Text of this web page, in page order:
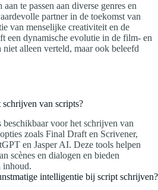
te passen aan diverse genres en
partner in de toekomst van
van menselijke creativiteit en de
een dynamische evolutie in de film- en
alleen verteld, maar ook beleefd
van scripts?
voor het schrijven van
zoals Final Draft en Scrivener,
en Jasper AI. Deze tools helpen
scènes en dialogen en bieden
inhoud.
intelligentie bij script schrijven?